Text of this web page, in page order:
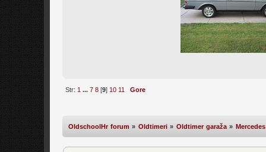
Str: 1 ... 7 8[9] 10 11 Gore
OldschoolHr forum» Oldtimeri» Oldtimer garaža »